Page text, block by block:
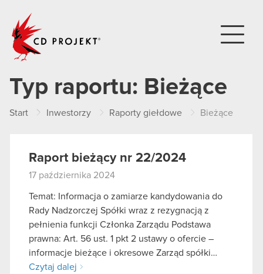
Typ raportu: Bieżące
Start Inwestorzy Raporty giełdowe Bieżące
Raport bieżący nr 22/2024
17 października 2024
Temat: Informacja o zamiarze kandydowania do
Rady Nadzorczej Spółki wraz z rezygnacją z
pełnienia funkcji Członka Zarządu Podstawa
prawna: Art. 56 ust. 1 pkt 2 ustawy o ofercie –
informacje bieżące i okresowe Zarząd spółki…
Czytaj dalej